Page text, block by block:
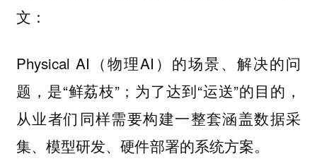
文：
Physical AI（物理AI）的场景、解决的问
题，是“鲜荔枝”；为了达到“运送”的目的，
从业者们同样需要构建一整套涵盖数据采
集、模型研发、硬件部署的系统方案。